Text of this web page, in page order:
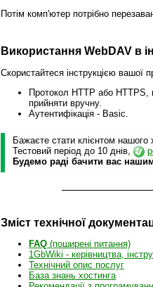
Потім комп'ютер потрібно
Використання WebDAV в
Скористайтеся інструкцією вашої
Протокол HTTP або HTTPS,
прийняти вручну.
Аутентифікація - Basic.
Бажаєте стати клієнтом нашого
Тестовий період до 10 днів,
Будемо раді бачити вас
Зміст технічної
FAQ (поширені питання)
1GbWiki - керівництва,
Технічний опис послуг
База знань хостинга